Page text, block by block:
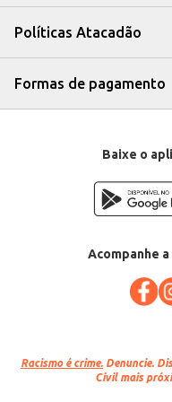
A Carne Bovina Bife Caçarola
praticidade no manuseio e
apresentação adequada para
Marca: Reserva
Departamento: Carnes, aves e
Categoria: Carne bovina
Políticas Atacadão
Formas de pagamento
Baixe o
Acompanhe
Racismo é crime. Denuncie.
Civil mais